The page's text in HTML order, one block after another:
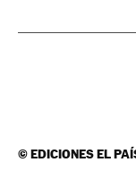
©EDICIONES EL